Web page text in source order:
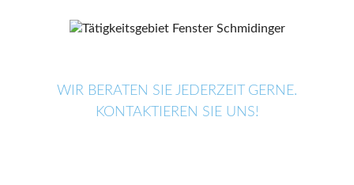
WIR BERATEN SIE JEDERZEIT GERNE.
KONTAKTIEREN SIE UNS!